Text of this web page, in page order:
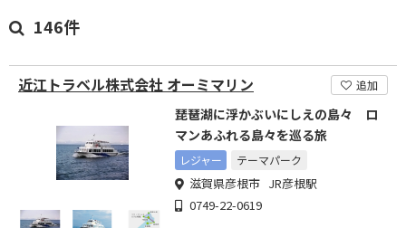
146件
近江トラベル株式会社 オーミマリン 追加
琵琶湖に浮かぶいにしえの島々 ロ
マンあふれる島々を巡る旅
レジャー テーマパーク
滋賀県彦根市 JR彦根駅
0749-22-0619